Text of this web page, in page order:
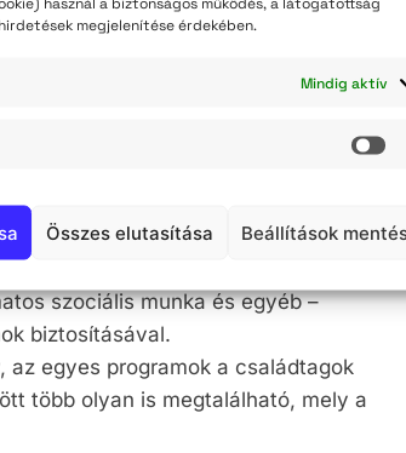
megjelenítése érdekében.
Mindig aktív
Összes elutasítása Beállítások
felzárkózást célzó fejlesztése”
telep-program keretében
szolgáló közösségfejlesztő
szegregátum társadalmi
meg közösségfejlesztő
szociális munka és egyéb –
biztosításával.
egyes programok a családtagok
több olyan is megtalálható, mely a